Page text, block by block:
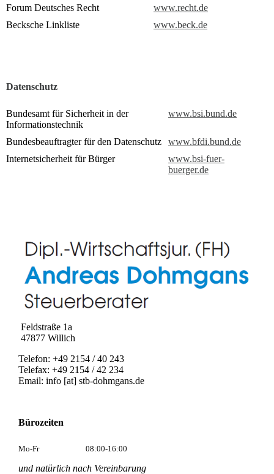
Forum Deutsches Recht
www.recht.de
Becksche Linkliste
www.beck.de
Datenschutz
Bundesamt für Sicherheit in der
Informationstechnik
www.bsi.bund.de
Bundesbeauftragter für den Datenschutz
www.bfdi.bund.de
Internetsicherheit für Bürger
www.bsi-fuer-
buerger.de
Feldstraße 1a
47877 Willich
Telefon: +49 2154 / 40 243
Telefax: +49 2154 / 42 234
Email: info [at] stb-dohmgans.de
Bürozeiten
Mo-Fr 08:00-16:00
und natürlich nach Vereinbarung